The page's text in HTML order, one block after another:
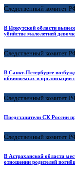
Следственный комитет
В Иркутской области
убийстве малолетней
Следственный комитет
В Санкт-Петербурге
обвиняемых в организации
Следственный комитет
Представители СК России
Следственный комитет
В Астраханской области
отношении родителей